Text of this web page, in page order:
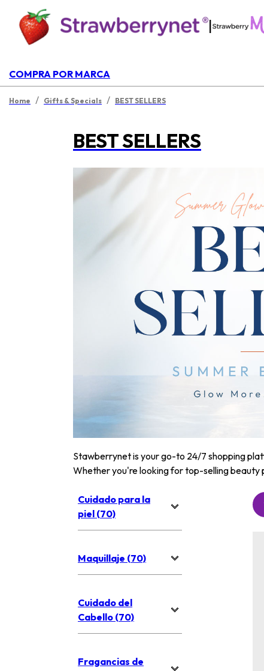
|
COMPRA POR MARCA
Home / Gifts & Specials / BEST SELLERS
BEST SELLERS
Stawberrynet is your go-to 24/7 shopping
Whether you're looking for top-selling beauty
Cuidado para la
piel (70)
Maquillaje (70)
Cuidado del
Cabello (70)
Fragancias de